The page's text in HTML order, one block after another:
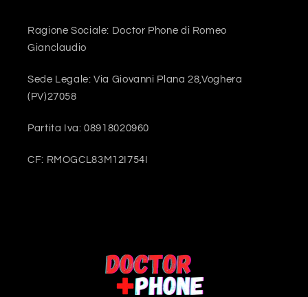
Ragione Sociale: Doctor Phone di Romeo
Gianclaudio
Sede Legale: Via Giovanni Plana 28,Voghera
(PV)27058
Partita Iva: 08918020960
CF: RMOGCL83M12I754I